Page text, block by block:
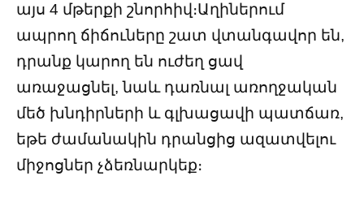
այս 4 մթերքի շնորհիվ։Աղիներում
ապրող ճիճուները շատ վտանգավոր են,
դրանք կարող են ուժեղ ցավ
առաջացնել, նաև դառնալ առողջական
մեծ խնդիրների և գլխացավի պատճառ,
եթե ժամանակին դրանցից ազատվելու
միջոցներ չձեռնարկեք։